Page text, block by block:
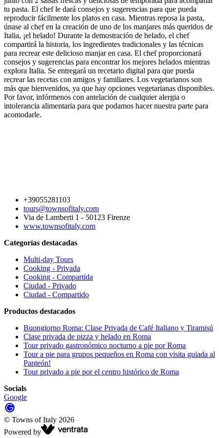
tu pasta. El chef le dará consejos y sugerencias para que pueda
reproducir fácilmente los platos en casa. Mientras reposa la pasta,
únase al chef en la creación de uno de los manjares más queridos de
Italia, ¡el helado! Durante la demostración de helado, el chef
compartirá la historia, los ingredientes tradicionales y las técnicas
para recrear este delicioso manjar en casa. El chef proporcionará
consejos y sugerencias para encontrar los mejores helados mientras
explora Italia. Se entregará un recetario digital para que pueda
recrear las recetas con amigos y familiares. Los vegetarianos son
más que bienvenidos, ya que hay opciones vegetarianas disponibles.
Por favor, infórmenos con antelación de cualquier alergia o
intolerancia alimentaria para que podamos hacer nuestra parte para
acomodarle.
+39055281103
tours@townsofitaly.com
Via de Lamberti 1 - 50123 Firenze
www.townsofitaly.com
Categorías destacadas
Multi-day Tours
Cooking - Privada
Cooking - Compartida
Ciudad - Privado
Ciudad - Compartido
Productos destacados
Buongiorno Roma: Clase Privada de Café Italiano y Tiramisú
Clase privada de pizza y helado en Roma
Tour privado gastronómico nocturno a pie por Roma
Tour a pie para grupos pequeños en Roma con visita guiada al
Panteón!
Tour privado a pie por el centro histórico de Roma
Socials
Google
© Towns of Italy 2026
Powered by